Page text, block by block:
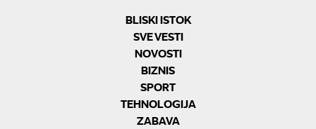
BLISKI ISTOK
SVE VESTI
NOVOSTI
BIZNIS
SPORT
TEHNOLOGIJA
ZABAVA